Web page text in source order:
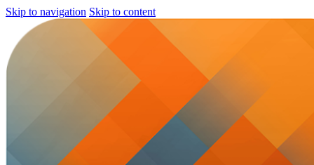
Skip to navigation Skip to content